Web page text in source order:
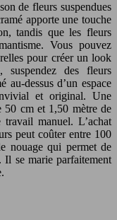
de fleurs suspendues
apporte une touche
tandis que les fleurs
Vous pouvez
pour créer un look
suspendez des fleurs
au-dessus d’un espace
et original. Une
50 cm et 1,50 mètre de
manuel. L’achat
peut coûter entre 100
nouage qui permet de
Il se marie parfaitement